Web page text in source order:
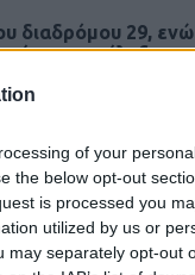
of your
the below opt-out
is processed you
utilized by us or
may separately opt-out
διαδρόμου 29,
κατέληξε